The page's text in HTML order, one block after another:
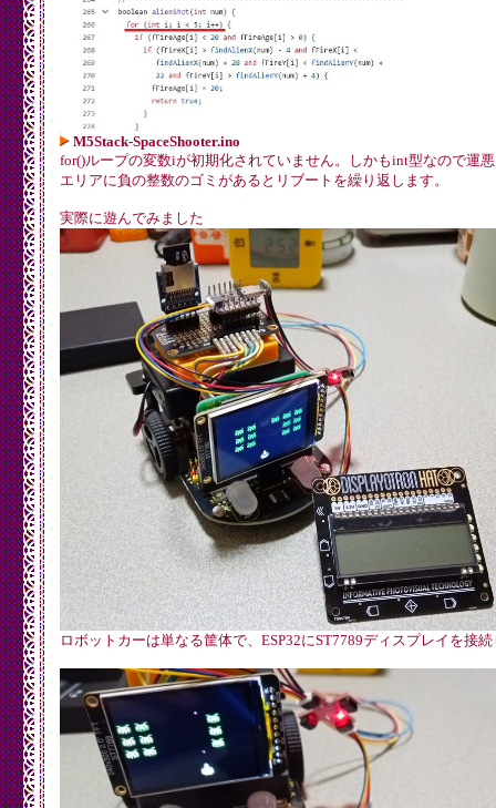
M5Stack-SpaceShooter.ino
for()ループの変数iが初期化されていません。しかもint型なので運
エリアに負の整数のゴミがあるとリブートを繰り返します。
実際に遊んでみました
ロボットカーは単なる筐体で、ESP32にST7789ディスプレイを接